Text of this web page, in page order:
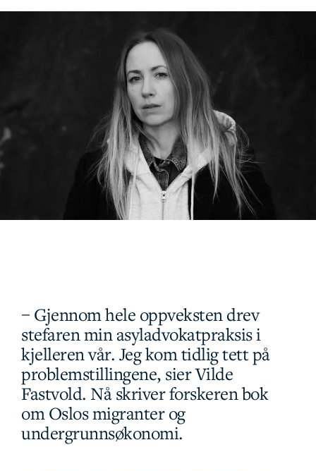
– Gjennom hele oppveksten drev
stefaren min asyladvokatpraksis i
kjelleren vår. Jeg kom tidlig tett på
problemstillingene, sier Vilde
Fastvold. Nå skriver forskeren bok
om Oslos migranter og
undergrunnsøkonomi.